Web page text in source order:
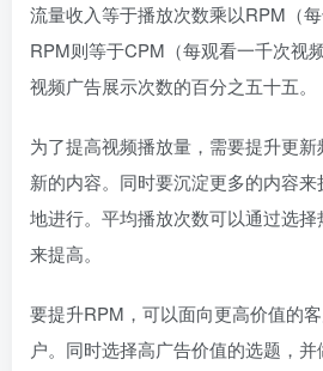
流量收入等于播放次数乘以RPM（
RPM则等于CPM（每观看一千次视
视频广告展示次数的百分之五十五。
为了提高视频播放量，需要提升更
新的内容。同时要沉淀更多的内容
地进行。平均播放次数可以通过选
来提高。
要提升RPM，可以面向更高价值的
户。同时选择高广告价值的选题，